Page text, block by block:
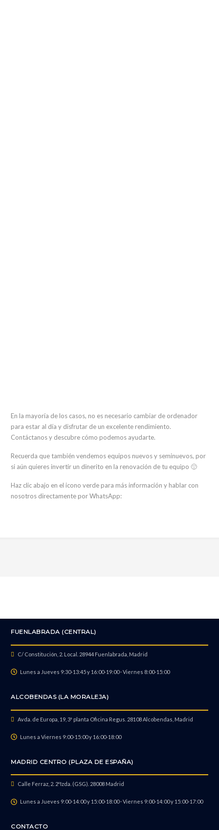
En la mayoría de los casos, no es necesario cambiar de ordenador
para estar al día y disfrutar de un excelente rendimiento.
Contáctanos y descubre cómo podemos ayudarte.
Recuerda que también vendemos equipos nuevos y seminuevos, por
si aún quieres invertir un dinerito en la renovación de tu equipo 🙂
Haz clic abajo en el icono verde para más información y hablar con
nosotros directamente por WhatsApp:
FUENLABRADA (CENTRAL)
C/ Constitución, 2. Local. 28944 Fuenlabrada, Madrid
Lunes a Jueves 9:30-13:45 y 16:00-19:00 · Viernes 8:00-15:00
ALCOBENDAS (LA MORALEJA)
Avda. de Europa, 19, 3ª planta Oficina Regus. 28108 Alcobendas, Madrid
Lunes a Viernes 9:00-15:00 y 16:00-18:00
MADRID CENTRO (PLAZA DE ESPAÑA)
Calle Ferraz, 2. 2ºIzda. (GSG). 28008 Madrid
Lunes a Jueves 9:00-14:00 y 15:00-18:00 · Viernes 9:00-14:00 y 15:00-17:00
CONTACTO